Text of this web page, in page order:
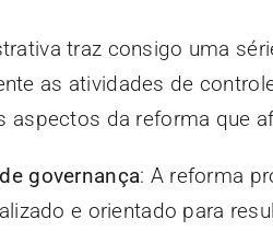
traz consigo uma
as atividades de
aspectos da reforma que
governança: A reforma
e orientado para